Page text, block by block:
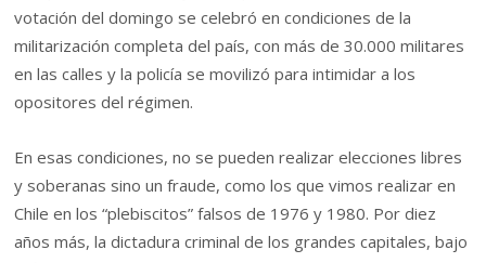
votación del domingo se celebró en condiciones de la
militarización completa del país, con más de 30.000 militares
en las calles y la policía se movilizó para intimidar a los
opositores del régimen.
En esas condiciones, no se pueden realizar elecciones libres
y soberanas sino un fraude, como los que vimos realizar en
Chile en los “plebiscitos” falsos de 1976 y 1980. Por diez
años más, la dictadura criminal de los grandes capitales, bajo